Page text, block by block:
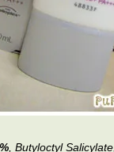
, Butyloctyl Salicylate,